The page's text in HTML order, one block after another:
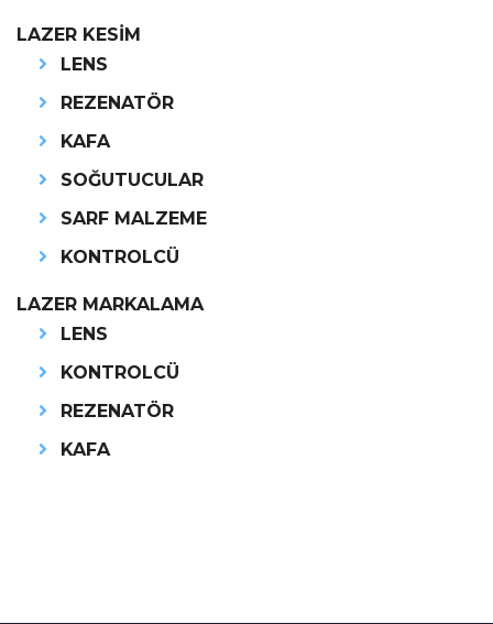
LAZER KESİM
LENS
REZENATÖR
KAFA
SOĞUTUCULAR
SARF MALZEME
KONTROLCÜ
LAZER MARKALAMA
LENS
KONTROLCÜ
REZENATÖR
KAFA